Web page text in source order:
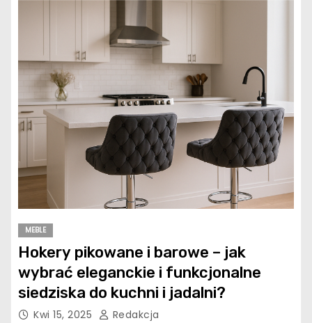
MEBLE
Hokery pikowane i barowe – jak
wybrać eleganckie i funkcjonalne
siedziska do kuchni i jadalni?
Kwi 15, 2025 Redakcja